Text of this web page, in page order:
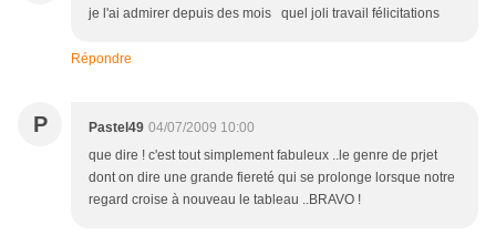
je l'ai admirer depuis des mois quel joli travail félicitations
Répondre
P Pastel49 04/07/2009 10:00
que dire ! c'est tout simplement fabuleux ..le genre de prjet
dont on dire une grande fiereté qui se prolonge lorsque notre
regard croise à nouveau le tableau ..BRAVO !